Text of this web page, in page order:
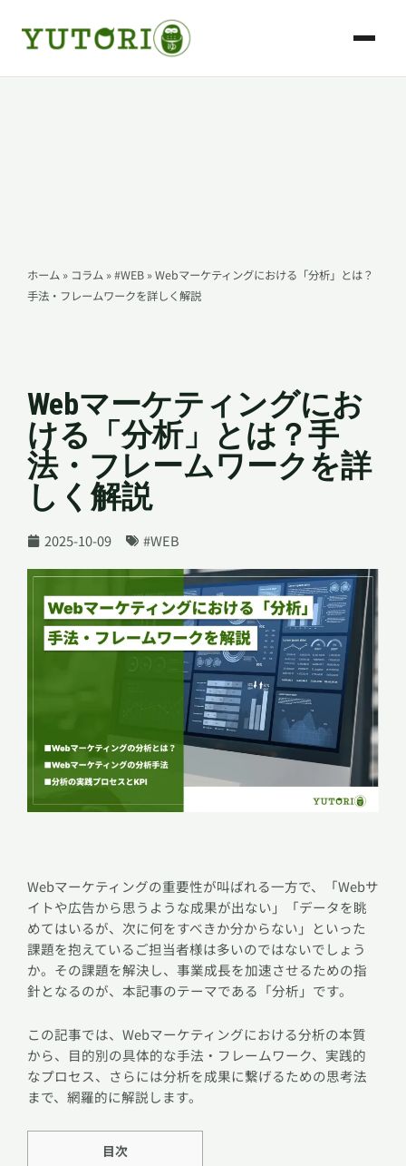
お知らせ
実績一覧
資料請求
お問い合わせ
ス
ホーム » コラム »#WEB »Webマーケティングにおける「分析」とは？
手法・フレームワークを詳しく解説
Webマーケティングにお
ける「分析」とは？手
法・フレームワークを詳
しく解説
2025-10-09 #WEB
Webマーケティングの重要性が叫ばれる一方で、「Webサ
イトや広告から思うような成果が出ない」「データを眺
めてはいるが、次に何をすべきか分からない」といった
課題を抱えているご担当者様は多いのではないでしょう
か。その課題を解決し、事業成長を加速させるための指
針となるのが、本記事のテーマである「分析」です。
この記事では、Webマーケティングにおける分析の本質
から、目的別の具体的な手法・フレームワーク、実践的
なプロセス、さらには分析を成果に繋げるための思考法
まで、網羅的に解説します。
目次